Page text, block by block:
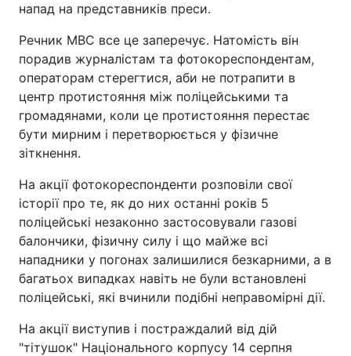
напад на представників преси.
Речник МВС все це заперечує. Натомість він
порадив журналістам та фотокореспондентам,
операторам стерегтися, аби не потрапити в
центр протистояння між поліцейськими та
громадянами, коли це протистояння перестає
бути мирним і перетворюється у фізичне
зіткнення.
На акції фотокореспонденти розповіли свої
історії про те, як до них останні років 5
поліцейські незаконно застосовували газові
балончики, фізичну силу і що майже всі
нападники у погонах залишилися безкарними, а в
багатьох випадках навіть не були встановлені
поліцейські, які вчинили подібні неправомірні дії.
На акції виступив і постраждалий від дій
"тітушок" Національного корпусу 14 серпня